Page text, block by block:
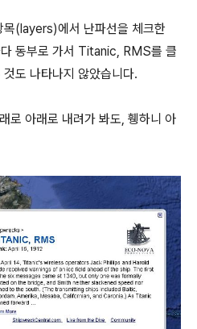
(layers)에서 난파선을 체크한
동부로 가서 Titanic, RMS를 클
도 나타나지 않았습니다.
로 아래로 내려가 봐도, 휑하니 아